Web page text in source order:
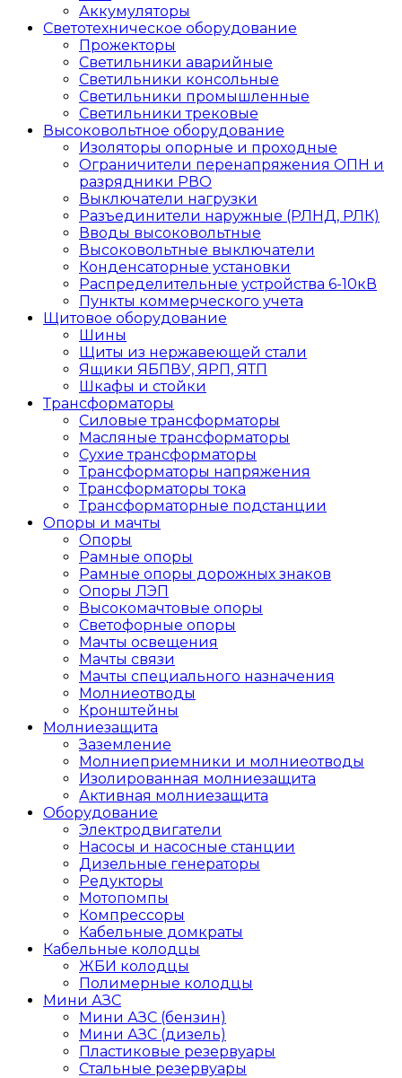
Аккумуляторы
Светотехническое оборудование
Прожекторы
Светильники аварийные
Светильники консольные
Светильники промышленные
Светильники трековые
Высоковольтное оборудование
Изоляторы опорные и проходные
Ограничители перенапряжения ОПН и
разрядники РВО
Выключатели нагрузки
Разъединители наружные (РЛНД, РЛК)
Вводы высоковольтные
Высоковольтные выключатели
Конденсаторные установки
Распределительные устройства 6-10кВ
Пункты коммерческого учета
Щитовое оборудование
Шины
Щиты из нержавеющей стали
Ящики ЯБПВУ, ЯРП, ЯТП
Шкафы и стойки
Трансформаторы
Силовые трансформаторы
Масляные трансформаторы
Сухие трансформаторы
Трансформаторы напряжения
Трансформаторы тока
Трансформаторные подстанции
Опоры и мачты
Опоры
Рамные опоры
Рамные опоры дорожных знаков
Опоры ЛЭП
Высокомачтовые опоры
Светофорные опоры
Мачты освещения
Мачты связи
Мачты специального назначения
Молниеотводы
Кронштейны
Молниезащита
Заземление
Молниеприемники и молниеотводы
Изолированная молниезащита
Активная молниезащита
Оборудование
Электродвигатели
Насосы и насосные станции
Дизельные генераторы
Редукторы
Мотопомпы
Компрессоры
Кабельные домкраты
Кабельные колодцы
ЖБИ колодцы
Полимерные колодцы
Мини АЗС
Мини АЗС (бензин)
Мини АЗС (дизель)
Пластиковые резервуары
Стальные резервуары